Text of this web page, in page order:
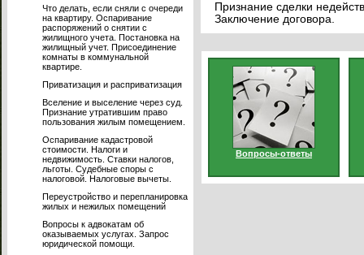
Что делать, если сняли с очереди
на квартиру. Оспаривание
распоряжений о снятии с
жилищного учета. Постановка на
жилищный учет. Присоединение
комнаты в коммунальной
квартире.
Приватизация и расприватизация
Вселение и выселение через суд.
Признание утратившим право
пользования жилым помещением.
Оспаривание кадастровой
стоимости. Налоги и
недвижимость. Ставки налогов,
льготы. Судебные споры с
налоговой. Налоговые вычеты.
Переустройство и перепланировка
жилых и нежилых помещений
Вопросы к адвокатам об
оказываемых услугах. Запрос
юридической помощи.
Признание сделки
Заключение договора.
Вопросы-ответы